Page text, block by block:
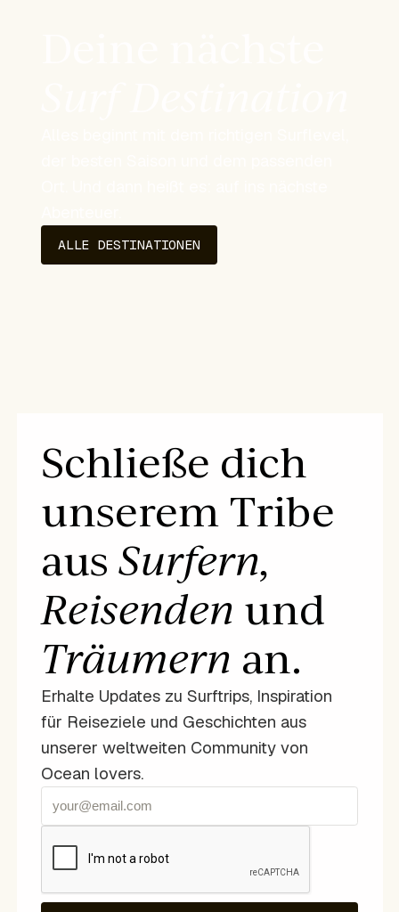
ALLE DESTINATIONEN
Schließe dich
unserem Tribe
ausSurfern,
Reisenden und
Träumern an.
Erhalte Updates zu Surftrips, Inspiration
für Reiseziele und Geschichten aus
unserer weltweiten Community von
Ocean lovers.